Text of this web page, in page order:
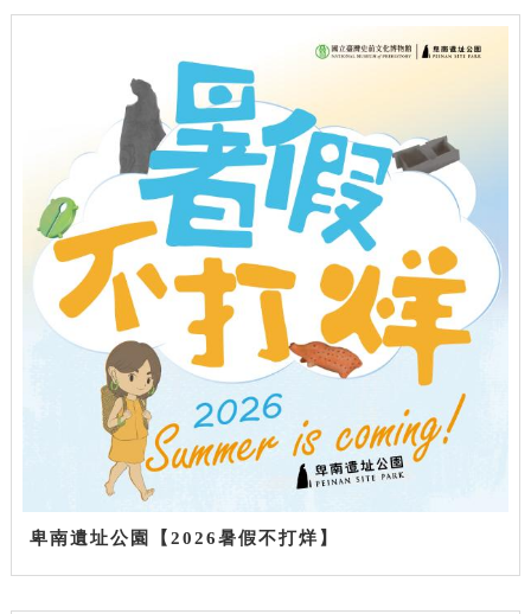
卑南遺址公園【2026暑假不打烊】